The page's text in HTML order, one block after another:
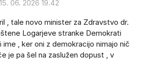
15. 06. 2026 19.42
, tale novo minister za Zdravstvo dr.
Logarjeve stranke Demokrati
ime , ker oni z demokracijo nimajo nič
je pa šel na zaslužen dopust , v